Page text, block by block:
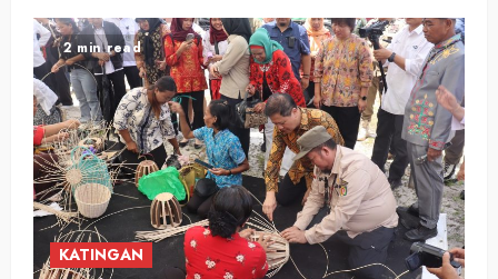
2 min read
KATINGAN